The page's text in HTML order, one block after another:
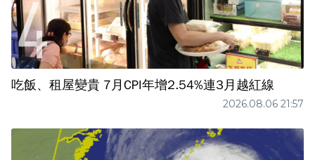
吃飯、租屋變貴 7月CPI年增2.54%連3月越紅線
2026.08.06 21:57